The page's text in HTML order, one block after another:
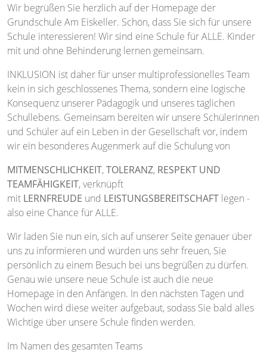
Wir begrüßen Sie herzlich auf der Homepage der
Grundschule Am Eiskeller. Schön, dass Sie sich für unsere
Schule interessieren! Wir sind eine Schule für ALLE. Kinder
mit und ohne Behinderung lernen gemeinsam.
INKLUSION ist daher für unser multiprofessionelles Team
kein in sich geschlossenes Thema, sondern eine logische
Konsequenz unserer Pädagogik und unseres täglichen
Schullebens. Gemeinsam bereiten wir unsere Schülerinnen
und Schüler auf ein Leben in der Gesellschaft vor, indem
wir ein besonderes Augenmerk auf die Schulung von
MITMENSCHLICHKEIT,TOLERANZ, RESPEKT UND
TEAMFÄHIGKEIT, verknüpft
mit LERNFREUDE und LEISTUNGSBEREITSCHAFT legen -
also eine Chance für ALLE.
Wir laden Sie nun ein, sich auf unserer Seite genauer über
uns zu informieren und würden uns sehr freuen, Sie
persönlich zu einem Besuch bei uns begrüßen zu dürfen.
Genau wie unsere neue Schule ist auch die neue
Homepage in den Anfängen. In den nächsten Tagen und
Wochen wird diese weiter aufgebaut, sodass Sie bald alles
Wichtige über unsere Schule finden werden.
Im Namen des gesamten Teams